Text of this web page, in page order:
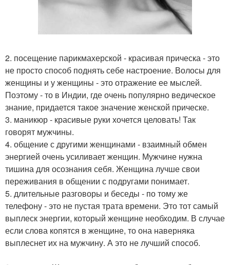
2. посещение парикмахерской - красивая прическа - это
не просто способ поднять себе настроение. Волосы для
женщины и у женщины - это отражение ее мыслей.
Поэтому - то в Индии, где очень популярно ведическое
знание, придается такое значение женской прическе.
3. маникюр - красивые руки хочется целовать! Так
говорят мужчины.
4. общение с другими женщинами - взаимный обмен
энергией очень усиливает женщин. Мужчине нужна
тишина для осознания себя. Женщина лучше свои
переживания в общении с подругами понимает.
5. длительные разговоры и беседы - по тому же
телефону - это не пустая трата времени. Это тот самый
выплеск энергии, который женщине необходим. В случае
если слова копятся в женщине, то она наверняка
выплеснет их на мужчину. А это не лучший способ.